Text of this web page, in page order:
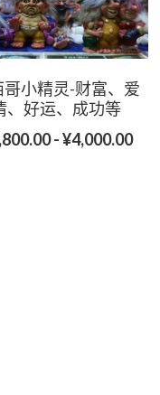
哥小精灵-财富、爱
、好运、成功等
- ¥4,000.00